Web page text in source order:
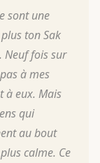
sont une
ton Sak
Neuf fois sur
à mes
à eux. Mais
qui
au bout
calme. Ce